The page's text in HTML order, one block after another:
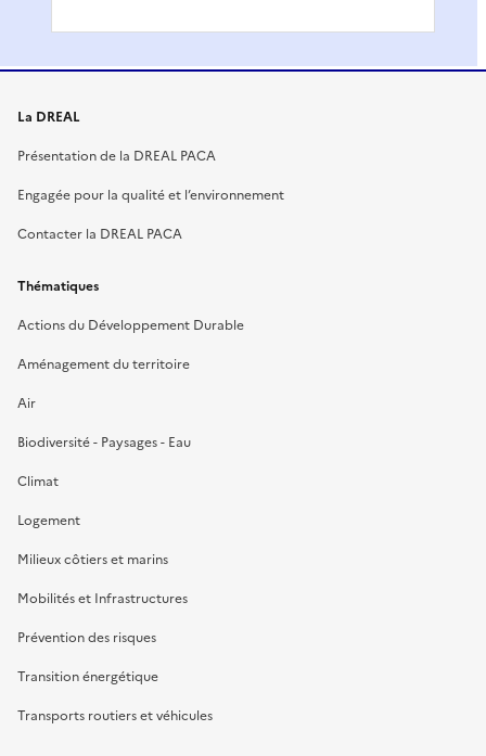
La DREAL
Présentation de la DREAL PACA
Engagée pour la qualité et l’environnement
Contacter la DREAL PACA
Thématiques
Actions du Développement Durable
Aménagement du territoire
Air
Biodiversité - Paysages - Eau
Climat
Logement
Milieux côtiers et marins
Mobilités et Infrastructures
Prévention des risques
Transition énergétique
Transports routiers et véhicules